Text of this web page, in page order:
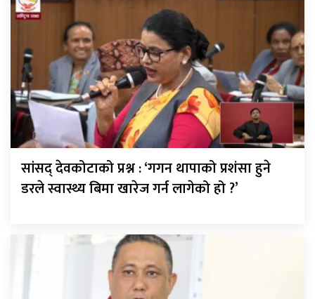
सांसद् देवकोटाको प्रश्न : ‘गगन थापाको प्रशंसा हुने
डरले स्वास्थ्य बिमा खारेज गर्न लागेको हो ?’